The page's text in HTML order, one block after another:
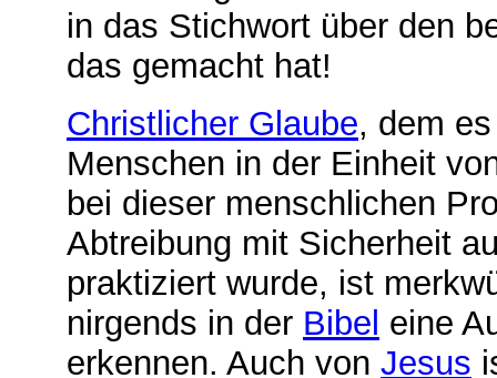
in das Stichwort über den
das gemacht hat!
Christlicher Glaube, dem
Menschen in der Einheit
bei dieser menschlichen
Abtreibung mit Sicherheit
praktiziert wurde, ist
nirgends in der Bibel eine
erkennen. Auch von Jesus